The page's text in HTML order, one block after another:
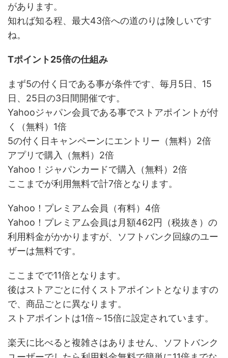
があります。
知れば知る程、最大43倍への道のりは険しいです
ね。
Tポイント25倍の仕組み
まず5の付く日である事が条件です、毎月5日、15
日、25日の3日間開催です。
Yahooジャパン会員である事でストアポイントが付
く（無料）1倍
5の付く日キャンペーンにエントリー（無料）2倍
アプリで購入（無料）2倍
Yahoo！ジャパンカードで購入（無料）2倍
ここまでが利用無料で計7倍となります。
Yahoo！プレミアム会員（有料）4倍
Yahoo！プレミアム会員は月額462円（税抜き）の
利用料金がかかりますが、ソフトバンク回線のユー
ザーは無料です。
ここまでで11倍となります。
後はストアごとに付くストアポイントとなりますの
で、商品ごとに異なります。
ストアポイントは1倍～15倍に設定されています。
楽天に比べると複雑さはありません、ソフトバンク